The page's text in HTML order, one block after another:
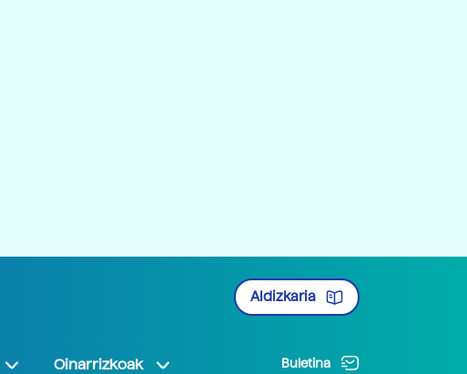
Aldizkaria
Oinarrizkoak Buletina